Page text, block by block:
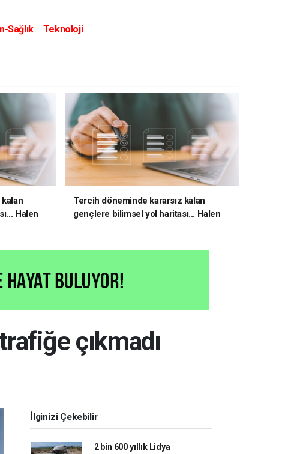
Sağlık
Teknoloji
Halen
Tercih döneminde kararsız kalan
gençlere bilimsel yol haritası... Halen
çıkmadı
İlginizi Çekebilir
2 bin 600 yıllık Lidya